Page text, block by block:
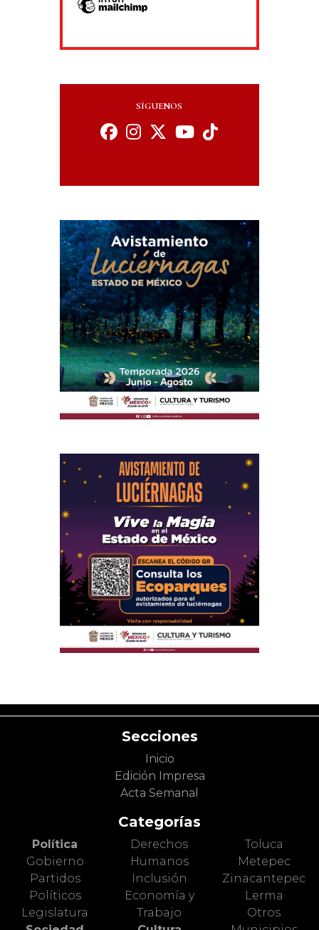
SÍGUENOS
Secciones
Inicio
Edición Impresa
Acta Semanal
Categorías
Política
Gobierno
Partidos
Políticos
Legislatura
Derechos
Humanos
Inclusión
Economía y
Trabajo
Toluca
Metepec
Zinacantepec
Lerma
Otros